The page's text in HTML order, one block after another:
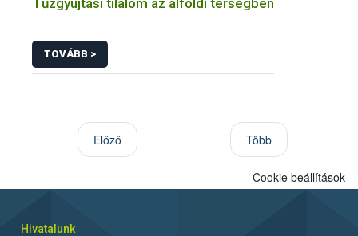
Tűzgyújtási tilalom az alföldi térségben
TOVÁBB >
Előző Több
Cookie beállítások
Hivatalunk